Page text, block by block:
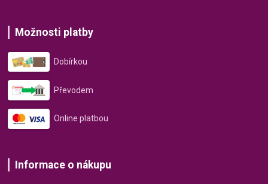
Možnosti platby
Dobírkou
Převodem
Online platbou
Informace o nákupu